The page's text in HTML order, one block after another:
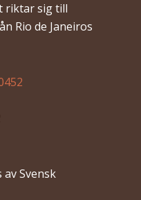
riktar sig till
Rio de Janeiros
Svensk